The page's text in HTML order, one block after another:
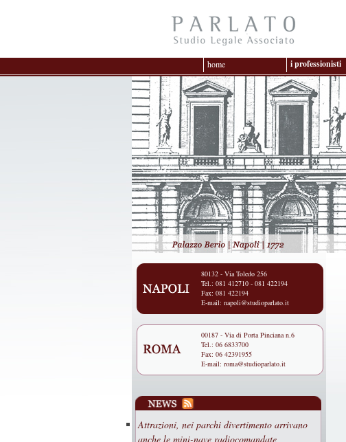
home i professionisti
80132 - Via Toledo 256
Tel.: 081 412710 - 081 422194
Fax: 081 422194
E-mail: napoli@studioparlato.it
00187 - Via di Porta Pinciana n.6
Tel.: 06 6833700
Fax: 06 42391955
E-mail: roma@studioparlato.it
Attrazioni, nei parchi divertimento arrivano
anche le mini-nave radiocomandate